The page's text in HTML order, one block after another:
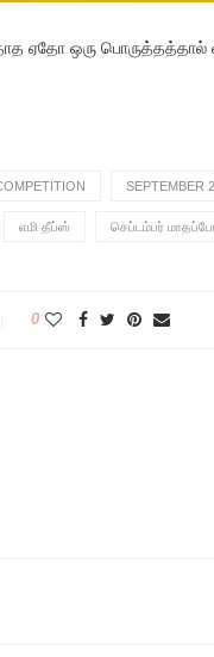
ஏதோ ஒரு பொருத்தத்தால்
SEPTEMBER
எமி தீப்ஸ் செப்டம்பர்
0